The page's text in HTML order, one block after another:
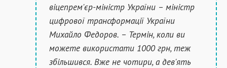
віцепрем'єр-міністр України – міністр
цифрової трансформації України
Михайло Федоров. – Термін, коли ви
можете використати 1000 грн, теж
збільшився. Вже не чотири, а дев'ять